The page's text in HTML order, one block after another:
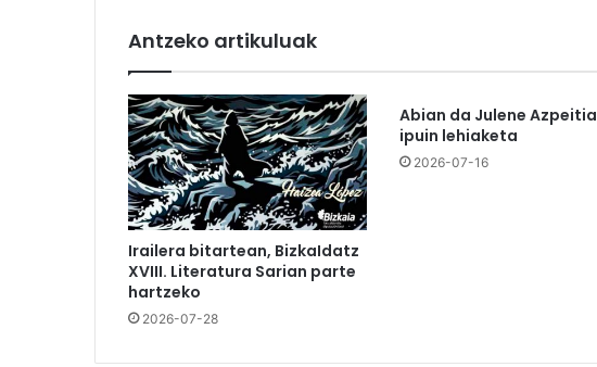
Antzeko artikuluak
Irailera bitartean, BizkaIdatz
XVIII. Literatura Sarian parte
hartzeko
2026-07-28
Abian da Julene Azpeitia
ipuin lehiaketa
2026-07-16